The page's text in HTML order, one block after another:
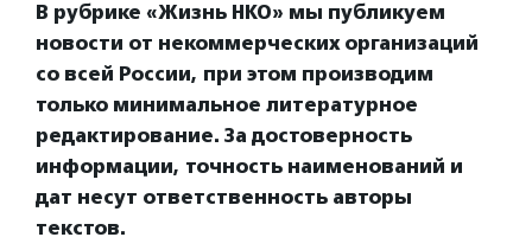
В рубрике «Жизнь НКО» мы публикуем
новости от некоммерческих организаций
со всей России, при этом производим
только минимальное литературное
редактирование. За достоверность
информации, точность наименований и
дат несут ответственность авторы
текстов.